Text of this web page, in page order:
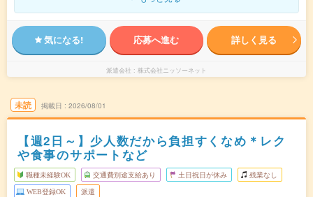
気になる! 応募へ進む 詳しく見る
派遣会社 株式会社ニッソーネット
未読 掲載日 2026/08/01
【週2日～】少人数だから負担すくなめ＊レク
や食事のサポートなど
職種未経験OK 交通費別途支給あり 土日祝日が休み 残業なし
WEB登録OK 派遣